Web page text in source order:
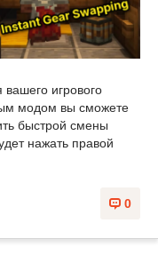
вашего игрового
модом вы сможете
быстрой смены
нажать правой
0